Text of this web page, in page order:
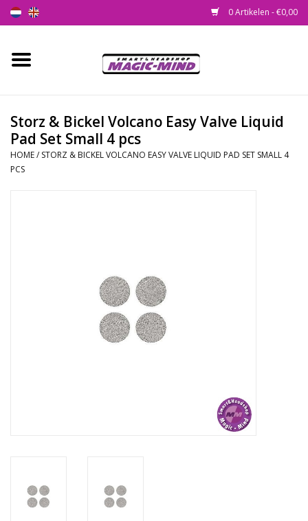
0 Artikelen - €0,00
Home
Smartshop
Storz & Bickel Volcano Easy Valve Liquid
Pad Set Small 4 pcs
HOME/ STORZ & BICKEL VOLCANO EASY VALVE LIQUID PAD SET SMALL 4
PCS